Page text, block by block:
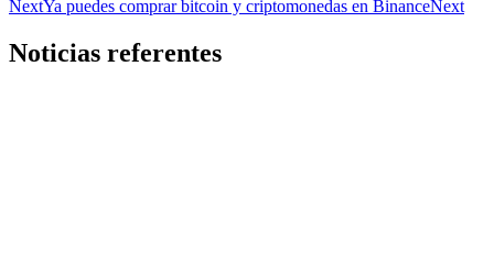
NextYa puedes comprar bitcoin y criptomonedas en BinanceNext
Noticias referentes